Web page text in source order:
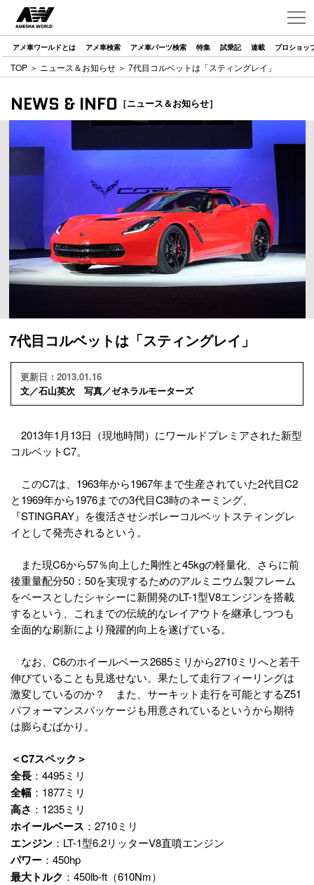
アメ車ワールドとは アメ車検索 アメ車パーツ検索 特集 試乗記 連載 プロショッ
TOP ＞ ニュース＆お知らせ ＞ 7代目コルベットは「スティングレイ」
NEWS & INFO ［ニュース＆お知らせ］
7代目コルベットは「スティングレイ」
更新日：2013.01.16
文／石山英次 写真／ゼネラルモーターズ
2013年1月13日（現地時間）にワールドプレミアされた新型
コルベットC7。
このC7は、1963年から1967年まで生産されていた2代目C2
と1969年から1976までの3代目C3時のネーミング、
『STINGRAY』を復活させシボレーコルベットスティングレ
イとして発売されるという。
また現C6から57％向上した剛性と45kgの軽量化、さらに前
後重量配分50：50を実現するためのアルミニウム製フレーム
をベースとしたシャシーに新開発のLT-1型V8エンジンを搭載
するという、これまでの伝統的なレイアウトを継承しつつも
全面的な刷新により飛躍的向上を遂げている。
なお、C6のホイールベース2685ミリから2710ミリへと若干
伸びていることも見逃せない。果たして走行フィーリングは
激変しているのか？ また、サーキット走行を可能とするZ51
パフォーマンスパッケージも用意されているというから期待
は膨らむばかり。
＜C7スペック＞
全長 ：4495ミリ
全幅 ：1877ミリ
高さ ：1235ミリ
ホイールベース ：2710ミリ
エンジン ：LT-1型6.2リッターV8直噴エンジン
パワー ：450hp
最大トルク ：450lb-ft（610Nm）